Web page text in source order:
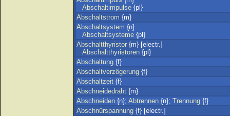
Abschaltimpulse {pl}
Abschaltstrom {m}
Abschaltsystem {n}
Abschaltsysteme {pl}
Abschaltthyristor {m} [electr.]
Abschaltthyristoren {pl}
Abschaltung {f}
Abschaltverzögerung {f}
Abschaltzeit {f}
Abschneidedraht {m}
Abschneiden {n}; Abtrennen {n}; Trennung {f}
Abschnürspannung {f} [electr.]